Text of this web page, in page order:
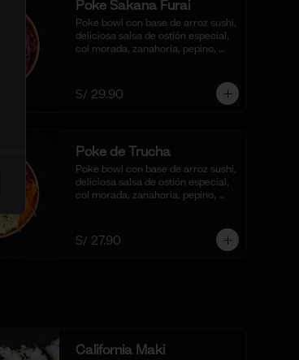
Poke Sakana Furai
Poke bowl con base de arroz sushi,
deliciosa salsa de ostión especial,
col morada, zanahoria, pepino,
S/ 29.90
Poke de Trucha
Poke bowl con base de arroz sushi,
deliciosa salsa de ostión especial,
col morada, zanahoria, pepino,
S/ 27.90
California Maki